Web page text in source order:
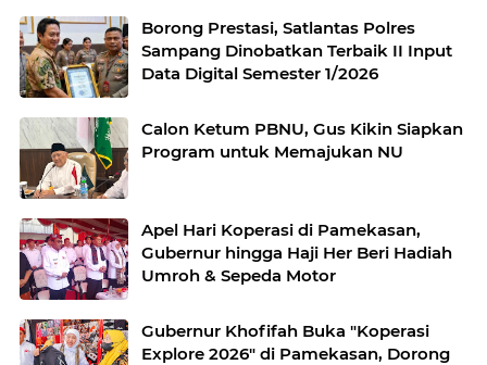
Borong Prestasi, Satlantas Polres
Sampang Dinobatkan Terbaik II Input
Data Digital Semester 1/2026
Calon Ketum PBNU, Gus Kikin Siapkan
Program untuk Memajukan NU
Apel Hari Koperasi di Pamekasan,
Gubernur hingga Haji Her Beri Hadiah
Umroh & Sepeda Motor
Gubernur Khofifah Buka "Koperasi
Explore 2026" di Pamekasan, Dorong